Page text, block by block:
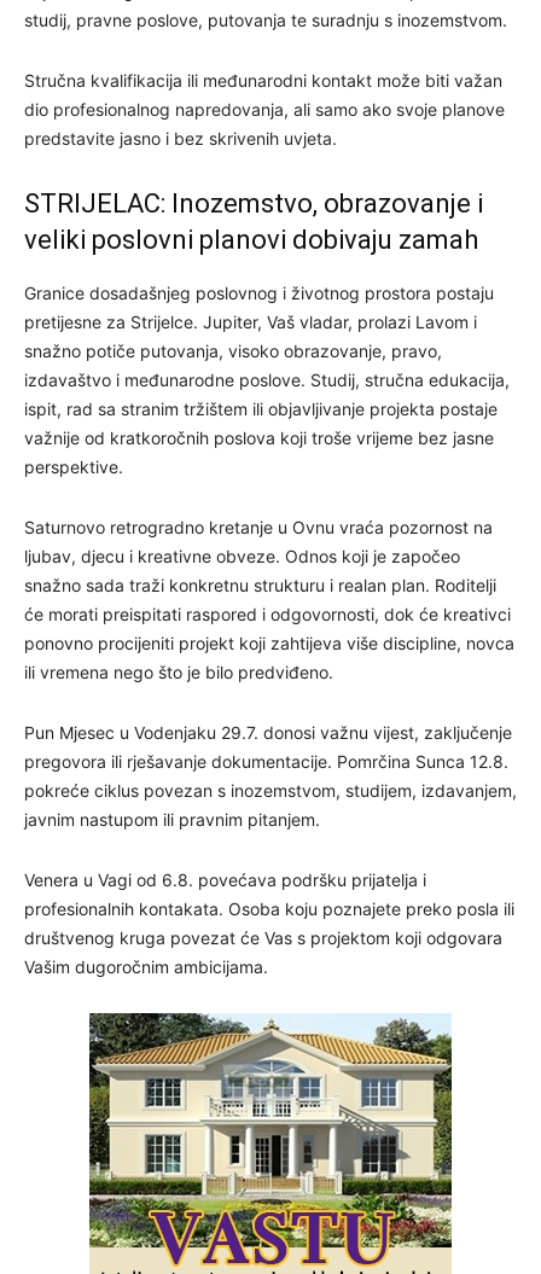
studij, pravne poslove, putovanja te suradnju s inozemstvom.
Stručna kvalifikacija ili međunarodni kontakt može biti važan
dio profesionalnog napredovanja, ali samo ako svoje planove
predstavite jasno i bez skrivenih uvjeta.
STRIJELAC: Inozemstvo, obrazovanje i
veliki poslovni planovi dobivaju zamah
Granice dosadašnjeg poslovnog i životnog prostora postaju
pretijesne za Strijelce. Jupiter, Vaš vladar, prolazi Lavom i
snažno potiče putovanja, visoko obrazovanje, pravo,
izdavaštvo i međunarodne poslove. Studij, stručna edukacija,
ispit, rad sa stranim tržištem ili objavljivanje projekta postaje
važnije od kratkoročnih poslova koji troše vrijeme bez jasne
perspektive.
Saturnovo retrogradno kretanje u Ovnu vraća pozornost na
ljubav, djecu i kreativne obveze. Odnos koji je započeo
snažno sada traži konkretnu strukturu i realan plan. Roditelji
će morati preispitati raspored i odgovornosti, dok će kreativci
ponovno procijeniti projekt koji zahtijeva više discipline, novca
ili vremena nego što je bilo predviđeno.
Pun Mjesec u Vodenjaku 29.7. donosi važnu vijest, zaključenje
pregovora ili rješavanje dokumentacije. Pomrčina Sunca 12.8.
pokreće ciklus povezan s inozemstvom, studijem, izdavanjem,
javnim nastupom ili pravnim pitanjem.
Venera u Vagi od 6.8. povećava podršku prijatelja i
profesionalnih kontakata. Osoba koju poznajete preko posla ili
društvenog kruga povezat će Vas s projektom koji odgovara
Vašim dugoročnim ambicijama.